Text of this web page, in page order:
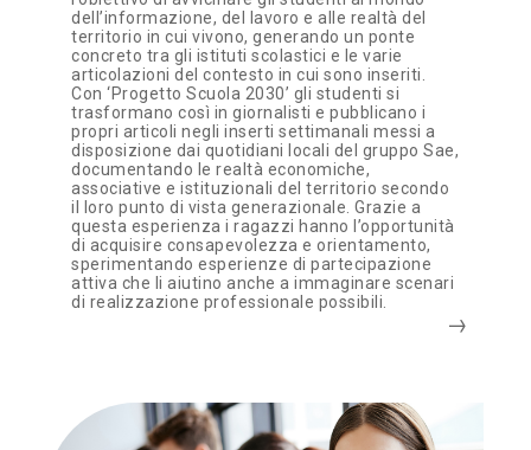
dell’informazione, del lavoro e alle realtà del
territorio in cui vivono, generando un ponte
concreto tra gli istituti scolastici e le varie
articolazioni del contesto in cui sono inseriti.
Con ‘Progetto Scuola 2030’ gli studenti si
trasformano così in giornalisti e pubblicano i
propri articoli negli inserti settimanali messi a
disposizione dai quotidiani locali del gruppo Sae,
documentando le realtà economiche,
associative e istituzionali del territorio secondo
il loro punto di vista generazionale. Grazie a
questa esperienza i ragazzi hanno l’opportunità
di acquisire consapevolezza e orientamento,
sperimentando esperienze di partecipazione
attiva che li aiutino anche a immaginare scenari
di realizzazione professionale possibili.